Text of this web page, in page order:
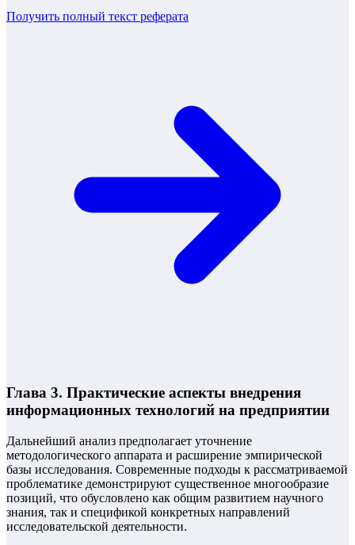
Получить полный текст реферата
Глава 3. Практические аспекты внедрения
информационных технологий на предприятии
Дальнейший анализ предполагает уточнение
методологического аппарата и расширение эмпирической
базы исследования. Современные подходы к рассматриваемой
проблематике демонстрируют существенное многообразие
позиций, что обусловлено как общим развитием научного
знания, так и спецификой конкретных направлений
исследовательской деятельности.